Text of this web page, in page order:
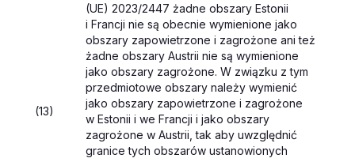
(13)
(UE) 2023/2447 żadne obszary Estonii
i Francji nie są obecnie wymienione jako
obszary zapowietrzone i zagrożone ani też
żadne obszary Austrii nie są wymienione
jako obszary zagrożone. W związku z tym
przedmiotowe obszary należy wymienić
jako obszary zapowietrzone i zagrożone
w Estonii i we Francji i jako obszary
zagrożone w Austrii, tak aby uwzględnić
granice tych obszarów ustanowionych